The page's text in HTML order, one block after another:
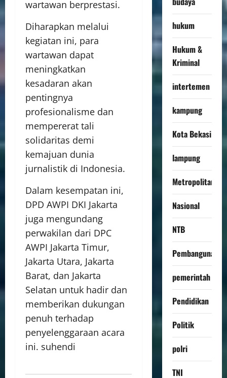
wartawan berprestasi.
Diharapkan melalui
kegiatan ini, para
wartawan dapat
meningkatkan
kesadaran akan
pentingnya
profesionalisme dan
mempererat tali
solidaritas demi
kemajuan dunia
jurnalistik di Indonesia.
Dalam kesempatan ini,
DPD AWPI DKI Jakarta
juga mengundang
perwakilan dari DPC
AWPI Jakarta Timur,
Jakarta Utara, Jakarta
Barat, dan Jakarta
Selatan untuk hadir dan
memberikan dukungan
penuh terhadap
penyelenggaraan acara
ini. suhendi
hukum
Hukum &
Kriminal
intertemen
kampung
Kota Bekasi
lampung
Metropolitan
Nasional
NTB
Pembangunan
pemerintah
Pendidikan
Politik
polri
TNI